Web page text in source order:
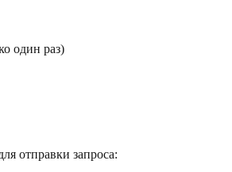
один раз)
отправки запроса: